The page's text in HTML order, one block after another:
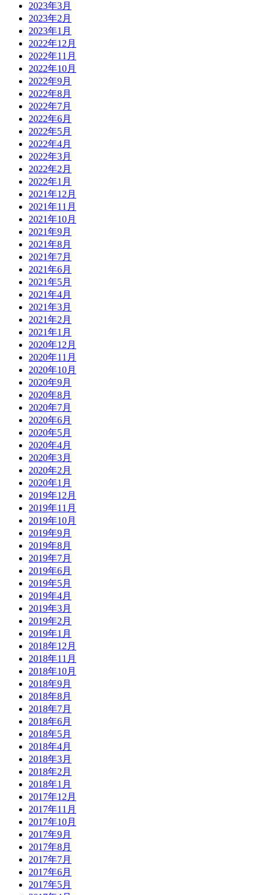
2023年3月
2023年2月
2023年1月
2022年12月
2022年11月
2022年10月
2022年9月
2022年8月
2022年7月
2022年6月
2022年5月
2022年4月
2022年3月
2022年2月
2022年1月
2021年12月
2021年11月
2021年10月
2021年9月
2021年8月
2021年7月
2021年6月
2021年5月
2021年4月
2021年3月
2021年2月
2021年1月
2020年12月
2020年11月
2020年10月
2020年9月
2020年8月
2020年7月
2020年6月
2020年5月
2020年4月
2020年3月
2020年2月
2020年1月
2019年12月
2019年11月
2019年10月
2019年9月
2019年8月
2019年7月
2019年6月
2019年5月
2019年4月
2019年3月
2019年2月
2019年1月
2018年12月
2018年11月
2018年10月
2018年9月
2018年8月
2018年7月
2018年6月
2018年5月
2018年4月
2018年3月
2018年2月
2018年1月
2017年12月
2017年11月
2017年10月
2017年9月
2017年8月
2017年7月
2017年6月
2017年5月